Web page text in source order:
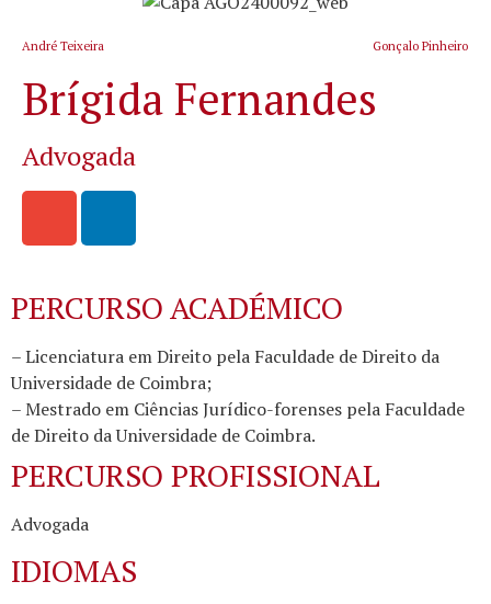
André Teixeira Gonçalo Pinheiro
Brígida Fernandes
Advogada
PERCURSO ACADÉMICO
– Licenciatura em Direito pela Faculdade de Direito da
Universidade de Coimbra;
– Mestrado em Ciências Jurídico-forenses pela Faculdade
de Direito da Universidade de Coimbra.
PERCURSO PROFISSIONAL
Advogada
IDIOMAS